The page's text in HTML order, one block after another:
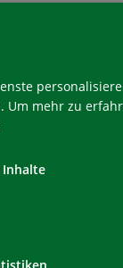
Um mehr zu
Inhalte